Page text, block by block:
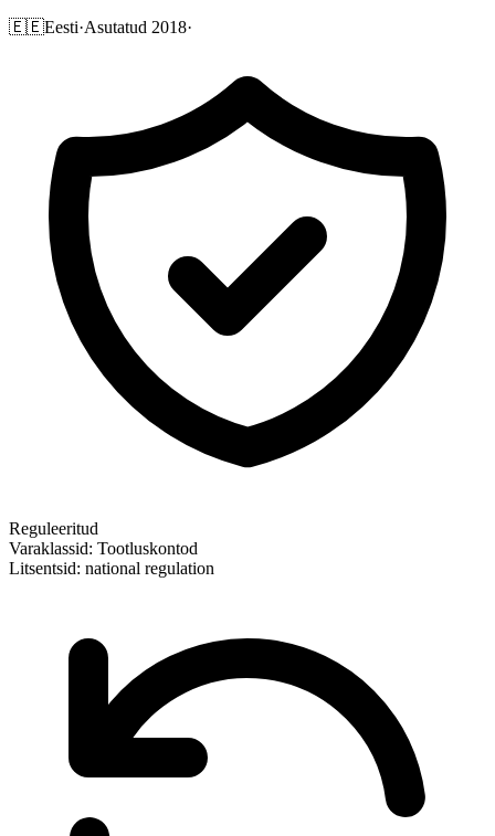
🇪🇪Eesti·Asutatud 2018·
Reguleeritud
Varaklassid: Tootluskontod
Litsentsid: national regulation